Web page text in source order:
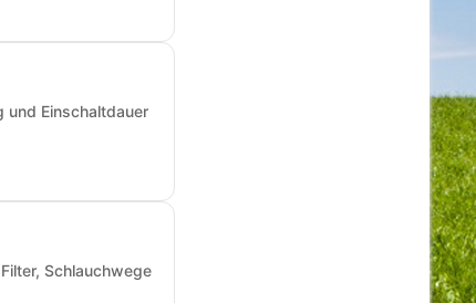
und Einschaltdauer
Schlauchwege